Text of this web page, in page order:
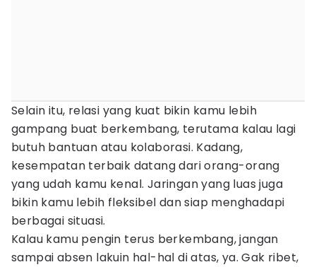
Selain itu, relasi yang kuat bikin kamu lebih
gampang buat berkembang, terutama kalau lagi
butuh bantuan atau kolaborasi. Kadang,
kesempatan terbaik datang dari orang-orang
yang udah kamu kenal. Jaringan yang luas juga
bikin kamu lebih fleksibel dan siap menghadapi
berbagai situasi.
Kalau kamu pengin terus berkembang, jangan
sampai absen lakuin hal-hal di atas, ya. Gak ribet,